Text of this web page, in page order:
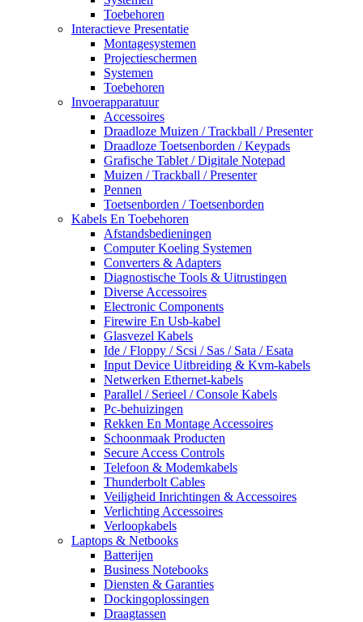
Toebehoren
Interactieve Presentatie
Montagesystemen
Projectieschermen
Systemen
Toebehoren
Invoerapparatuur
Accessoires
Draadloze Muizen / Trackball / Presenter
Draadloze Toetsenborden / Keypads
Grafische Tablet / Digitale Notepad
Muizen / Trackball / Presenter
Pennen
Toetsenborden / Toetsenborden
Kabels En Toebehoren
Afstandsbedieningen
Computer Koeling Systemen
Converters & Adapters
Diagnostische Tools & Uitrustingen
Diverse Accessoires
Electronic Components
Firewire En Usb-kabel
Glasvezel Kabels
Ide / Floppy / Scsi / Sas / Sata / Esata
Input Device Uitbreiding & Kvm-kabels
Netwerken Ethernet-kabels
Parallel / Serieel / Console Kabels
Pc-behuizingen
Rekken En Montage Accessoires
Schoonmaak Producten
Secure Access Controls
Telefoon & Modemkabels
Thunderbolt Cables
Veiligheid Inrichtingen & Accessoires
Verlichting Accessoires
Verloopkabels
Laptops & Netbooks
Batterijen
Business Notebooks
Diensten & Garanties
Dockingoplossingen
Draagtassen